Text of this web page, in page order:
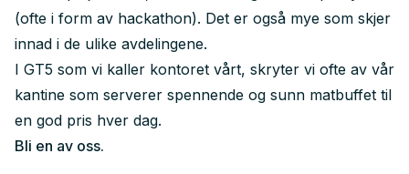
(ofte i form av hackathon). Det er også mye som skjer
innad i de ulike avdelingene.
I GT5 som vi kaller kontoret vårt, skryter vi ofte av vår
kantine som serverer spennende og sunn matbuffet til
en god pris hver dag.
Bli en av oss.